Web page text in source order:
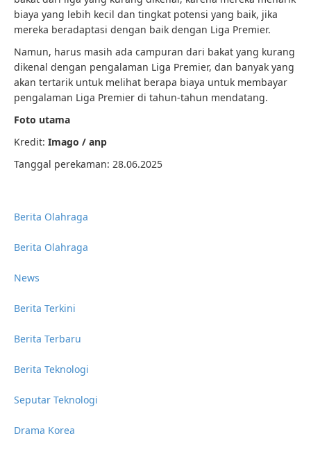
biaya yang lebih kecil dan tingkat potensi yang baik, jika
mereka beradaptasi dengan baik dengan Liga Premier.
Namun, harus masih ada campuran dari bakat yang kurang
dikenal dengan pengalaman Liga Premier, dan banyak yang
akan tertarik untuk melihat berapa biaya untuk membayar
pengalaman Liga Premier di tahun-tahun mendatang.
Foto utama
Kredit: Imago / anp
Tanggal perekaman: 28.06.2025
Berita Olahraga
Berita Olahraga
News
Berita Terkini
Berita Terbaru
Berita Teknologi
Seputar Teknologi
Drama Korea